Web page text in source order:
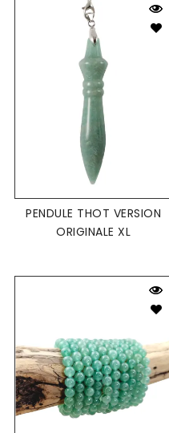
PENDULE THOT VERSION
ORIGINALE XL